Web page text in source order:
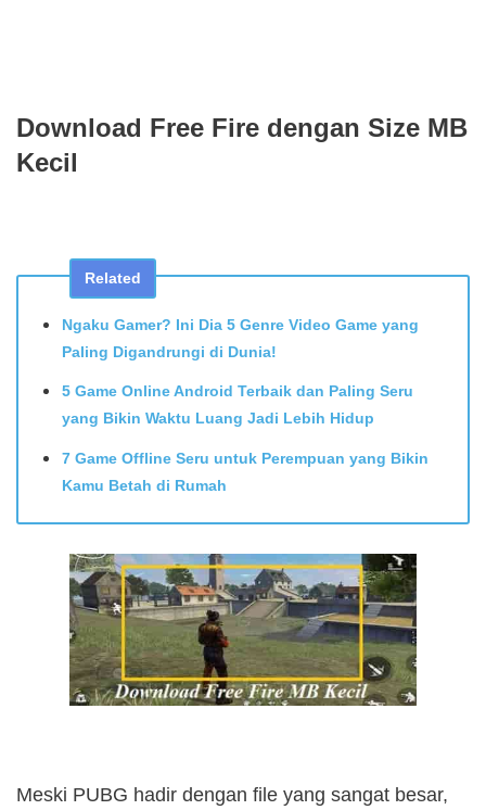
Download Free Fire dengan Size MB
Kecil
Related
Ngaku Gamer? Ini Dia 5 Genre Video Game yang
Paling Digandrungi di Dunia!
5 Game Online Android Terbaik dan Paling Seru
yang Bikin Waktu Luang Jadi Lebih Hidup
7 Game Offline Seru untuk Perempuan yang Bikin
Kamu Betah di Rumah
Meski PUBG hadir dengan file yang sangat besar,